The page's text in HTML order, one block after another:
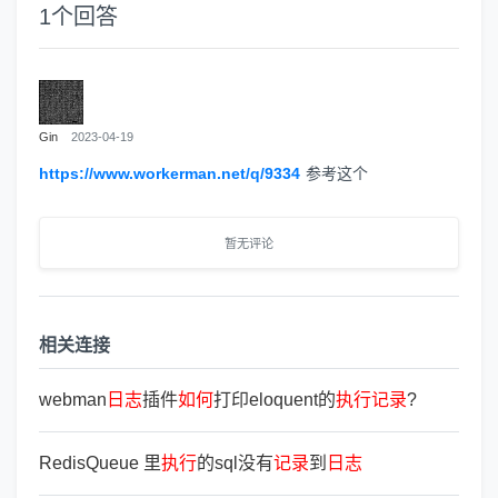
1个回答
Gin 2023-04-19
https://www.workerman.net/q/9334 参考这个
暂无评论
相关连接
webman 日 志插件如何打印eloquent的执行记录?
RedisQueue 里执行的sql没有记录到 日 志